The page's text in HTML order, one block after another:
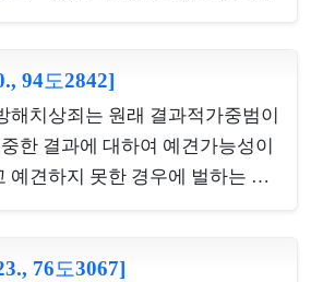
해하는 결과가 초래될 것이 요구
니라, 같은 조 소정의 '벌금 이상
를 범한 자'라 함은 범죄의 혐의
되어 있는 자도 포함하고, 벌금
법정형이 벌금 이상이라는 것까
94도2842]
해치상죄는 원래 결과적가중범이
한 결과에 대하여 예견가능성이
예견하지 못한 경우에 벌하는 진
경우까지도 포함하는 부진정결
76도3067]